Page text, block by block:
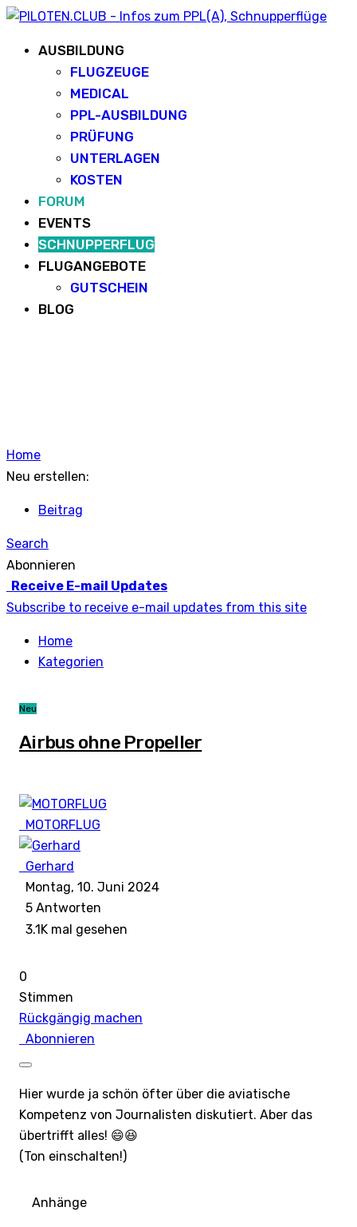
AUSBILDUNG
FLUGZEUGE
MEDICAL
PPL-AUSBILDUNG
PRÜFUNG
UNTERLAGEN
KOSTEN
FORUM
EVENTS
SCHNUPPERFLUG
FLUGANGEBOTE
GUTSCHEIN
BLOG
Home
Neu erstellen:
Beitrag
Search
Abonnieren
Receive E-mail Updates
Subscribe to receive e-mail updates from this site
Home
Kategorien
Neu
Airbus ohne Propeller
MOTORFLUG
Gerhard
Montag, 10. Juni 2024
5 Antworten
3.1K mal gesehen
0
Stimmen
Rückgängig machen
Abonnieren
Hier wurde ja schön öfter über die aviatische
Kompetenz von Journalisten diskutiert. Aber das
übertrifft alles! 😄😆
(Ton einschalten!)
Anhänge